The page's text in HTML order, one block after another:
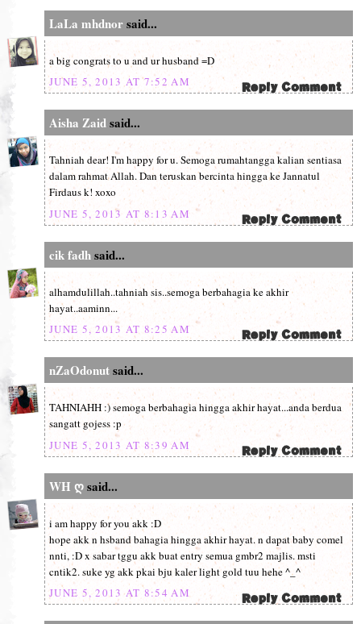
LaLa mhdnorsaid...
a big congrats to u and ur husband =D
JUNE 5, 2013 AT 7:52 AM
Aisha Zaidsaid...
Tahniah dear! I'm happy for u. Semoga rumahtangga kalian sentiasa
dalam rahmat Allah. Dan teruskan bercinta hingga ke Jannatul
Firdaus k! xoxo
JUNE 5, 2013 AT 8:13 AM
cik fadhsaid...
alhamdulillah..tahniah sis..semoga berbahagia ke akhir
hayat..aaminn...
JUNE 5, 2013 AT 8:25 AM
nZaOdonutsaid...
TAHNIAHH :) semoga berbahagia hingga akhir hayat...anda berdua
sangatt gojess :p
JUNE 5, 2013 AT 8:39 AM
WH ღsaid...
i am happy for you akk :D
hope akk n hsband bahagia hingga akhir hayat. n dapat baby comel
nnti, :D x sabar tggu akk buat entry semua gmbr2 majlis. msti
cntik2. suke yg akk pkai bju kaler light gold tuu hehe ^_^
JUNE 5, 2013 AT 8:54 AM